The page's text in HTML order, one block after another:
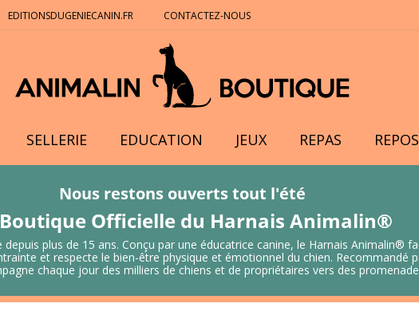
EDITIONSDUGENIECANIN.FR CONTACTEZ-NOUS
SELLERIE EDUCATION JEUX REPAS REPOS
Nous restons ouverts tout l'été
Officielle du Harnais Animalin®
plus de 15 ans. Conçu par une éducatrice canine, le Harnais Animalin®
et respecte le bien-être physique et émotionnel du chien. Recommandé
chaque jour des milliers de chiens et de propriétaires vers des